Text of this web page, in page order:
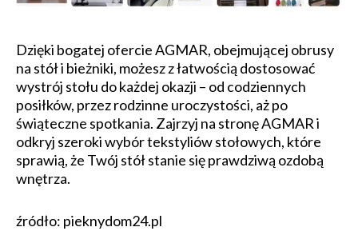
Dzięki bogatej ofercie AGMAR, obejmującej obrusy
na stół i bieżniki, możesz z łatwością dostosować
wystrój stołu do każdej okazji – od codziennych
posiłków, przez rodzinne uroczystości, aż po
świąteczne spotkania. Zajrzyj na stronę AGMAR i
odkryj szeroki wybór tekstyliów stołowych, które
sprawią, że Twój stół stanie się prawdziwą ozdobą
wnętrza.
źródło: pieknydom24.pl